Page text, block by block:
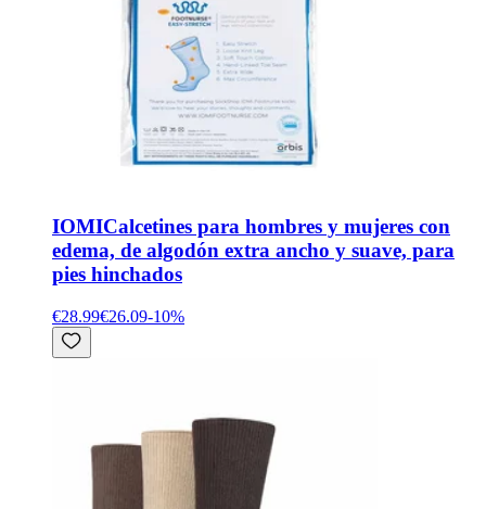
IOMICalcetines para hombres y mujeres con
edema, de algodón extra ancho y suave, para
pies hinchados
€28.99€26.09-10%